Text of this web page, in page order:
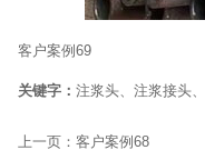
客户案例69
关键字： 注浆头、注浆接头
上一页： 客户案例68